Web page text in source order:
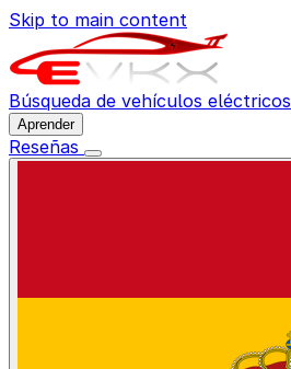
Skip to main content
Búsqueda de vehículos eléctricos
Aprender
Reseñas